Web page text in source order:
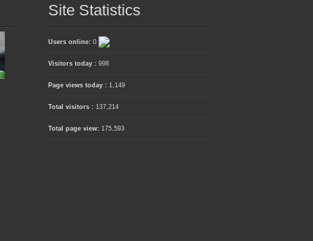
Site Statistics
Users online: 0
Visitors today : 998
Page views today : 1,149
Total visitors : 137,214
Total page view: 175,593